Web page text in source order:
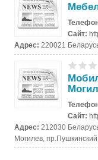
Сайт:
Адрес: 220021
Сайт:
Адрес: 212030
Могилев,